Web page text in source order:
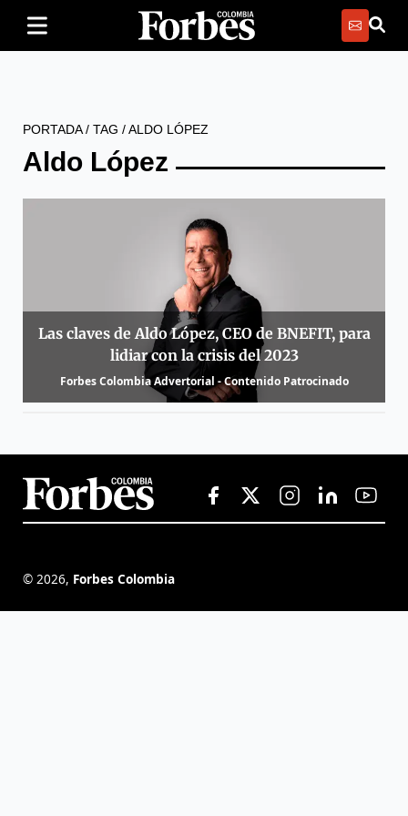
PORTADA/ TAG /ALDO LÓPEZ
Aldo López
Las claves de Aldo López, CEO de BNEFIT, para
lidiar con la crisis del 2023
Forbes Colombia Advertorial - Contenido Patrocinado
© 2026, Forbes Colombia